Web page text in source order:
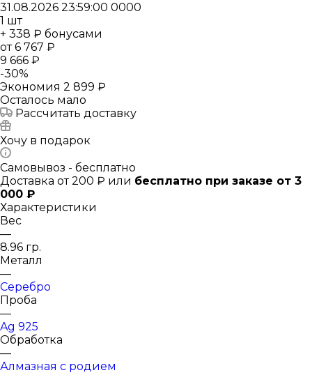
31.08.2026 23:59:00 0000
1 шт
+ 338 ₽ бонусами
от6 767 ₽
9 666 ₽
-30%
Экономия 2 899 ₽
Осталось мало
Рассчитать доставку
Хочу в подарок
Самовывоз - бесплатно
Доставка от 200 ₽ или бесплатно при заказе от 3
000 ₽
Характеристики
Вес
—
8.96 гр.
Металл
—
Серебро
Проба
—
Ag 925
Обработка
—
Алмазная с родием